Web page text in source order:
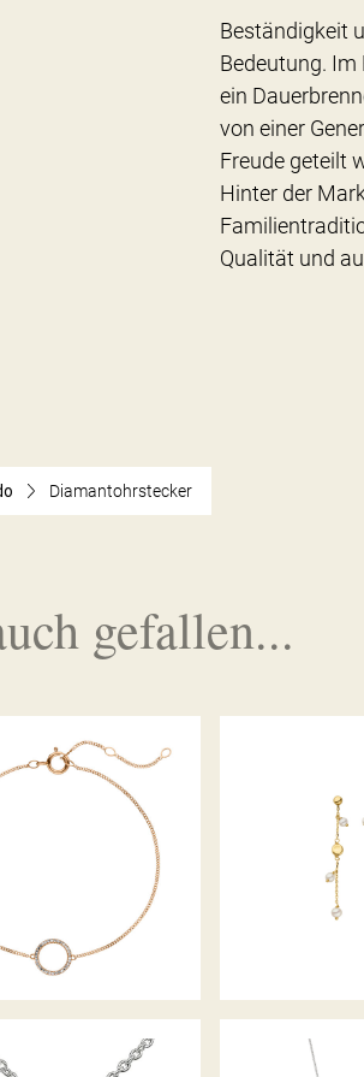
Beständigkeit
Bedeutung. Im
ein
von einer
Freude geteilt
Hinter der
Qualität und
Diamantohrstecker
gefallen...
DIAMANTARMBAND PALIDO